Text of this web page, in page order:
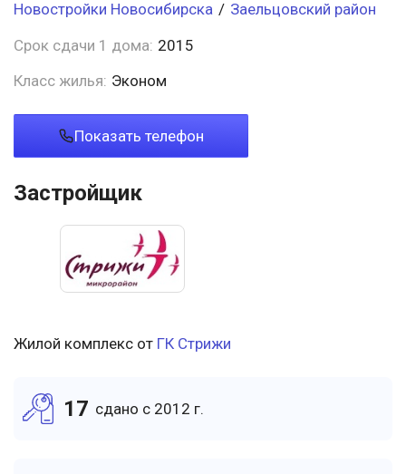
Новостройки Новосибирска / Заельцовский район
Срок сдачи 1 дома: 2015
Класс жилья: Эконом
Показать телефон
Застройщик
Жилой комплекс от ГК Стрижи
17 cдано c 2012 г.